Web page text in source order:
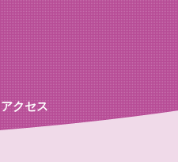
アクセス